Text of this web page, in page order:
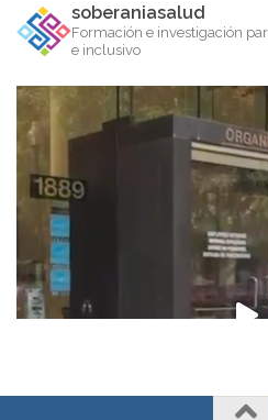
soberaniasalud
Formación e investigación
e inclusivo